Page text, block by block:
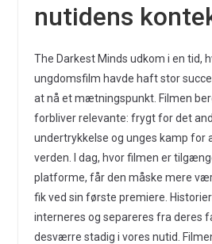
nutidens
The Darkest Minds udkom i en tid,
ungdomsfilm havde haft stor
at nå et mætningspunkt. Filmen
forbliver relevante: frygt for det
undertrykkelse og unges kamp for
verden. I dag, hvor filmen er
platforme, får den måske mere
fik ved sin første premiere.
interneres og separeres fra deres
desværre stadig i vores nutid.